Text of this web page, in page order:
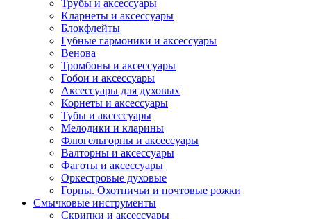
Трубы и аксессуары
Кларнеты и аксессуары
Блокфлейты
Губные гармоники и аксессуары
Венова
Тромбоны и аксессуары
Гобои и аксессуары
Аксессуары для духовых
Корнеты и аксессуары
Тубы и аксессуары
Мелодики и кларины
Флюгельгорны и аксессуары
Валторны и аксессуары
Фаготы и аксессуары
Оркестровые духовые
Горны. Охотничьи и почтовые рожки
Смычковые инструменты
Скрипки и аксессуары